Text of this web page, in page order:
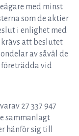
med minst
som de aktier
i enlighet med
krävs att beslutet
av såväl de
företrädda vid
27 337 947
sammanlagt
hänför sig till